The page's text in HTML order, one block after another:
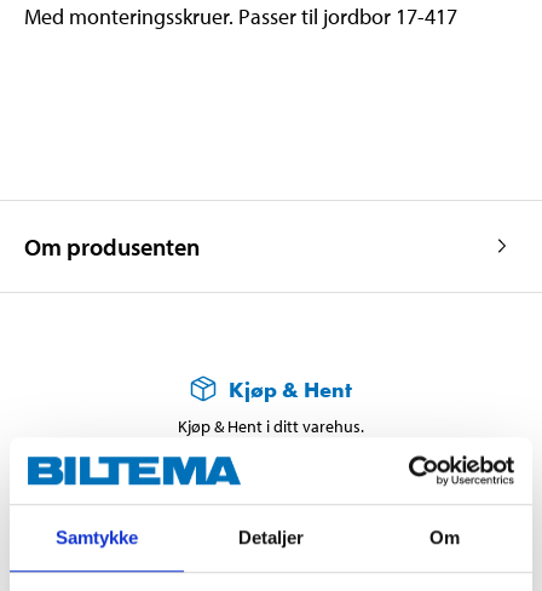
Samtykke Detaljer Om
Med monteringsskruer. Passer til jordbor 17-417
Om produsenten
Kjøp & Hent
Kjøp & Hent i ditt varehus.
Andre kunder har også kjøpt